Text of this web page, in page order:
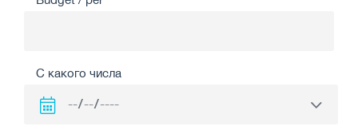
С какого числа